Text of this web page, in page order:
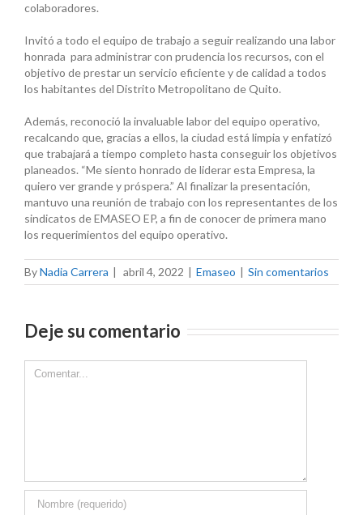
colaboradores.
Invitó a todo el equipo de trabajo a seguir realizando una labor
honrada para administrar con prudencia los recursos, con el
objetivo de prestar un servicio eficiente y de calidad a todos
los habitantes del Distrito Metropolitano de Quito.
Además, reconoció la invaluable labor del equipo operativo,
recalcando que, gracias a ellos, la ciudad está limpia y enfatizó
que trabajará a tiempo completo hasta conseguir los objetivos
planeados. “Me siento honrado de liderar esta Empresa, la
quiero ver grande y próspera.” Al finalizar la presentación,
mantuvo una reunión de trabajo con los representantes de los
sindicatos de EMASEO EP, a fin de conocer de primera mano
los requerimientos del equipo operativo.
ByNadia Carrera | abril 4, 2022 | Emaseo | Sin comentarios
Deje su comentario
Comment